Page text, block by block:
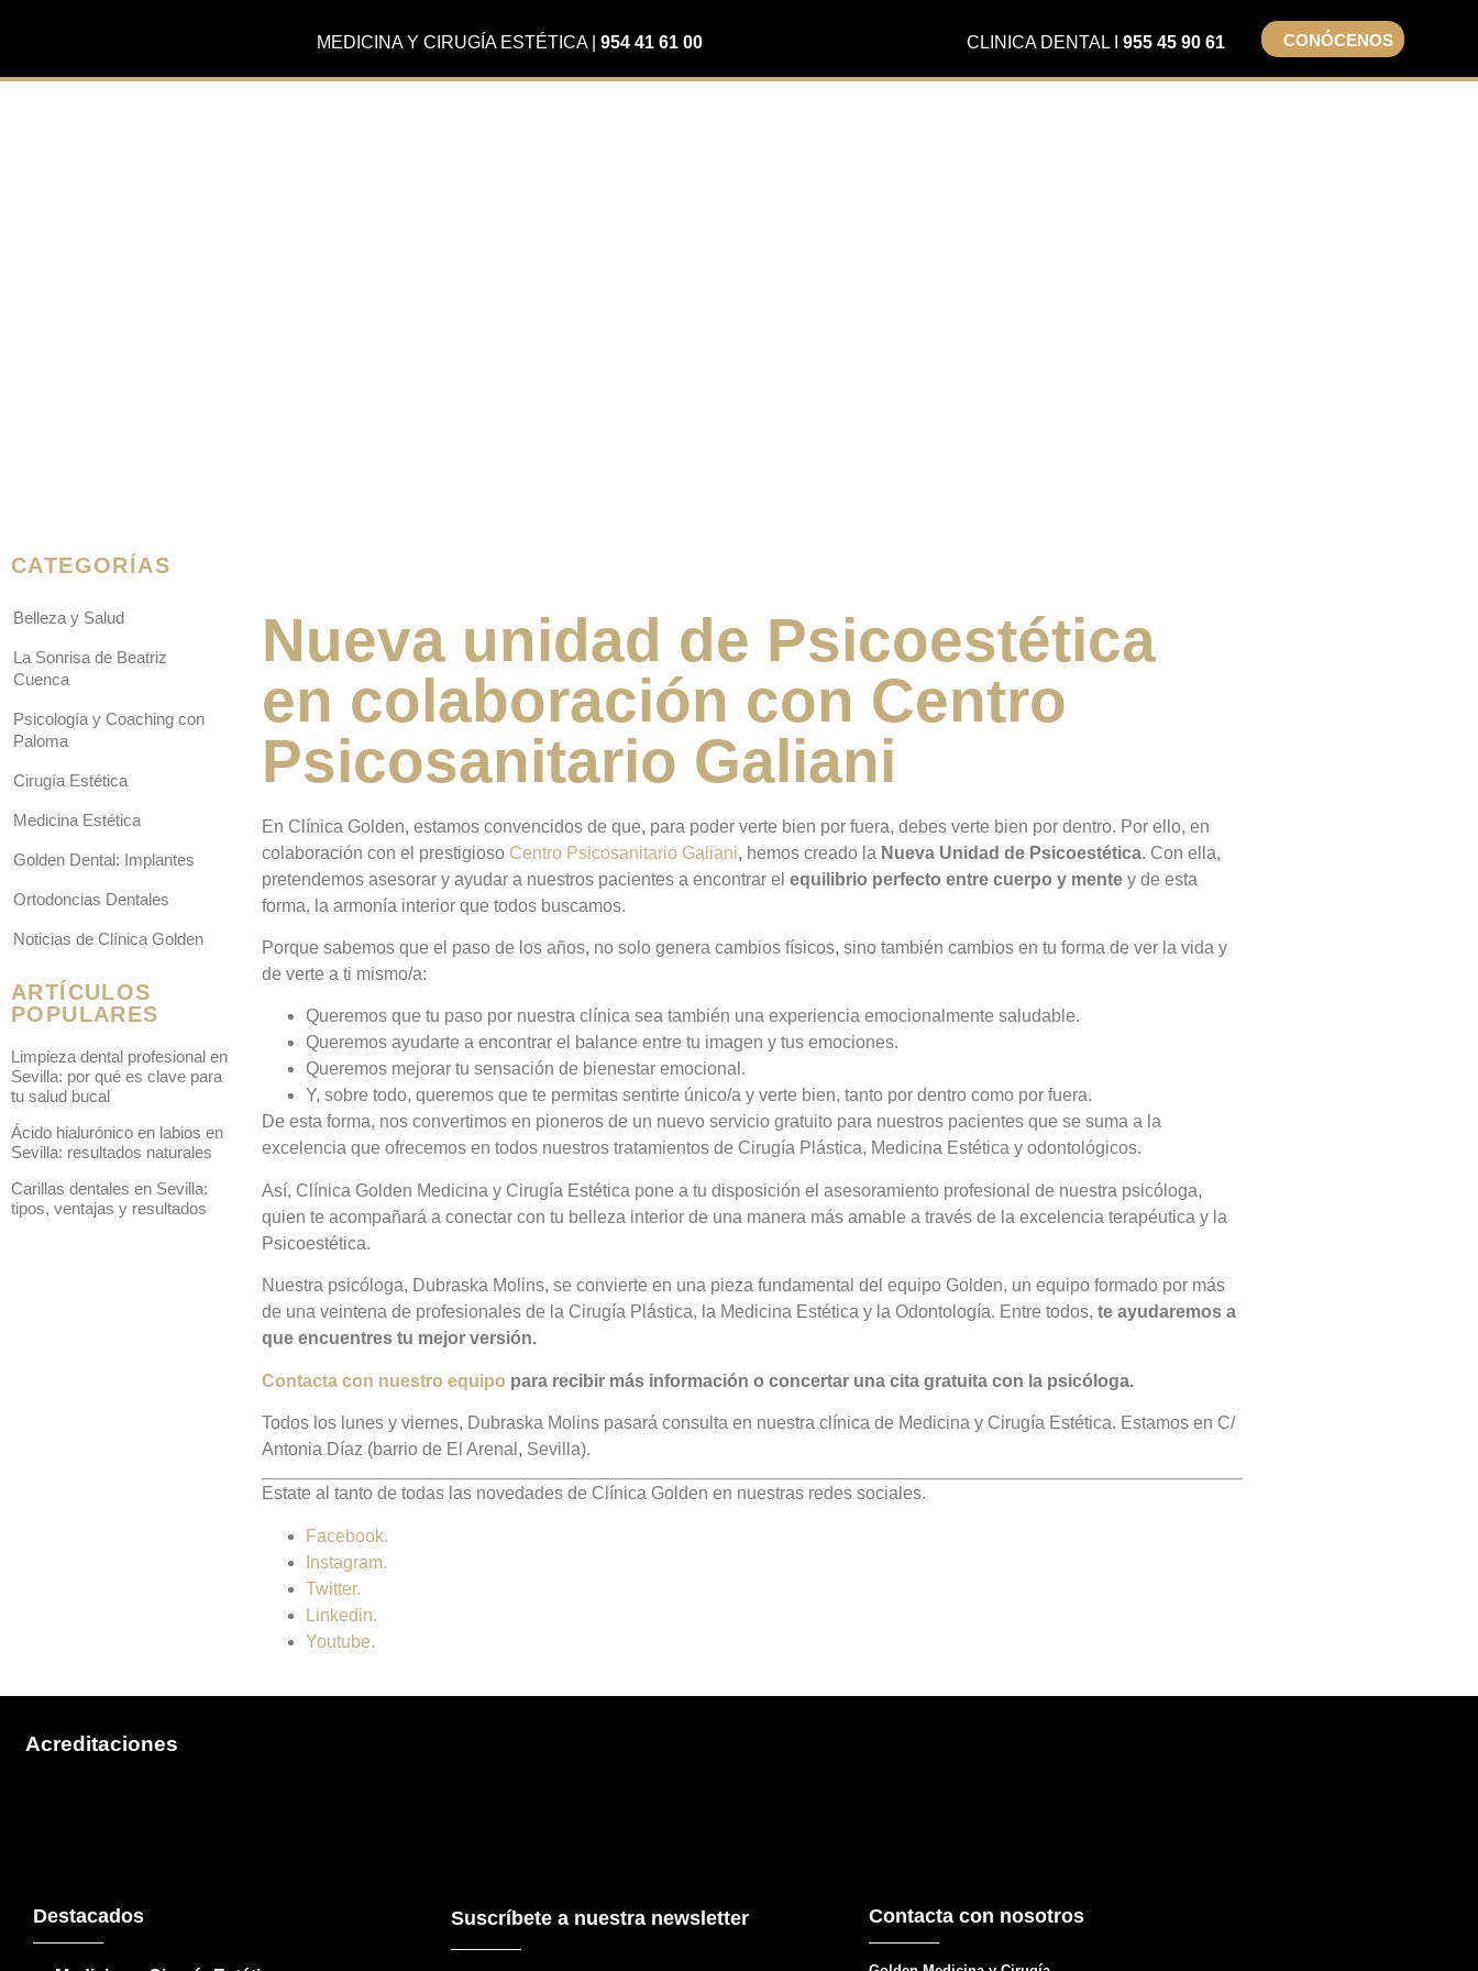
MEDICINA Y CIRUGÍA ESTÉTICA|954 41 61 00 CLINICA DENTAL I 955 45 90 61 CONÓCENOS
CATEGORÍAS
Belleza y Salud
La Sonrisa de Beatriz
Cuenca
Psicología y Coaching con
Paloma
Cirugía Estética
Medicina Estética
Golden Dental: Implantes
Ortodoncias Dentales
Noticias de Clínica Golden
ARTÍCULOS
POPULARES
Limpieza dental profesional en
Sevilla: por qué es clave para
tu salud bucal
Ácido hialurónico en labios en
Sevilla: resultados naturales
Carillas dentales en Sevilla:
tipos, ventajas y resultados
Nueva unidad de Psicoestética
en colaboración con Centro
Psicosanitario Galiani
En Clínica Golden, estamos convencidos de que, para poder verte bien por fuera, debes verte bien por dentro. Por ello, en
colaboración con el prestigioso Centro Psicosanitario Galiani, hemos creado la Nueva Unidad de Psicoestética. Con ella,
pretendemos asesorar y ayudar a nuestros pacientes a encontrar el equilibrio perfecto entre cuerpo y mente y de esta
forma, la armonía interior que todos buscamos.
Porque sabemos que el paso de los años, no solo genera cambios físicos, sino también cambios en tu forma de ver la vida y
de verte a ti mismo/a:
Queremos que tu paso por nuestra clínica sea también una experiencia emocionalmente saludable.
Queremos ayudarte a encontrar el balance entre tu imagen y tus emociones.
Queremos mejorar tu sensación de bienestar emocional.
Y, sobre todo, queremos que te permitas sentirte único/a y verte bien, tanto por dentro como por fuera.
De esta forma, nos convertimos en pioneros de un nuevo servicio gratuito para nuestros pacientes que se suma a la
excelencia que ofrecemos en todos nuestros tratamientos de Cirugía Plástica, Medicina Estética y odontológicos.
Así, Clínica Golden Medicina y Cirugía Estética pone a tu disposición el asesoramiento profesional de nuestra psicóloga,
quien te acompañará a conectar con tu belleza interior de una manera más amable a través de la excelencia terapéutica y la
Psicoestética.
Nuestra psicóloga, Dubraska Molins, se convierte en una pieza fundamental del equipo Golden, un equipo formado por más
de una veintena de profesionales de la Cirugía Plástica, la Medicina Estética y la Odontología. Entre todos, te ayudaremos a
que encuentres tu mejor versión.
Contacta con nuestro equipo para recibir más información o concertar una cita gratuita con la psicóloga.
Todos los lunes y viernes, Dubraska Molins pasará consulta en nuestra clínica de Medicina y Cirugía Estética. Estamos en C/
Antonia Díaz (barrio de El Arenal, Sevilla).
Estate al tanto de todas las novedades de Clínica Golden en nuestras redes sociales.
Facebook.
Instagram.
Twitter.
Linkedin.
Youtube.
Acreditaciones
Destacados Suscríbete a nuestra newsletter Contacta con nosotros